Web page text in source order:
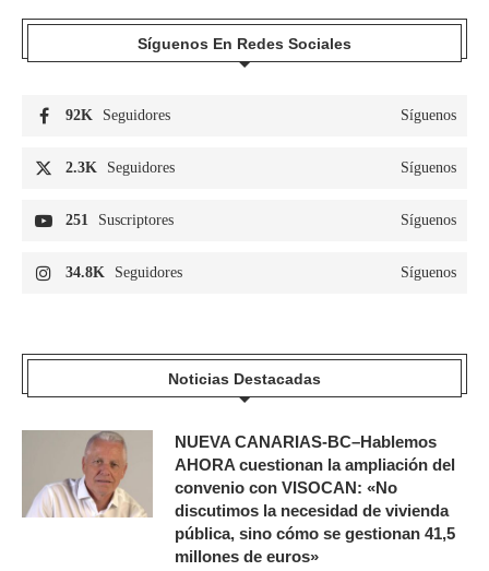
Síguenos En Redes Sociales
92K Seguidores Síguenos
2.3K Seguidores Síguenos
251 Suscriptores Síguenos
34.8K Seguidores Síguenos
Noticias Destacadas
NUEVA CANARIAS-BC–Hablemos
AHORA cuestionan la ampliación del
convenio con VISOCAN: «No
discutimos la necesidad de vivienda
pública, sino cómo se gestionan 41,5
millones de euros»